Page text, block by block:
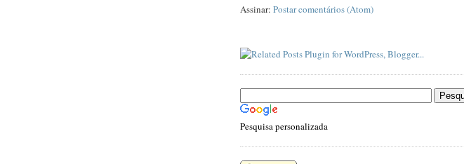
Assinar: Postar comentários (Atom)
Pesquisa personalizada